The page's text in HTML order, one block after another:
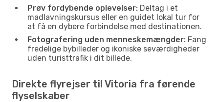
Prøv fordybende oplevelser: Deltag i et
madlavningskursus eller en guidet lokal tur for
at få en dybere forbindelse med destinationen.
Fotografering uden menneskemængder: Fang
fredelige bybilleder og ikoniske seværdigheder
uden turisttrafik i dit billede.
Direkte flyrejser til Vitoria fra førende
flyselskaber